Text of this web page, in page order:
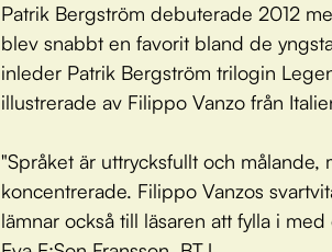
Patrik Bergström debuterade 2012
blev snabbt en favorit bland de
inleder Patrik Bergström trilogin
illustrerade av Filippo Vanzo från
"Språket är uttrycksfullt och målande,
koncentrerade. Filippo Vanzos
lämnar också till läsaren att fylla i med